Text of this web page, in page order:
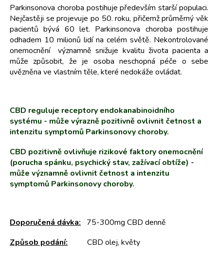
ý
p
i
s
u
Parkinsonova choroba postihuje především starší populaci.
Nejčastěji se projevuje po 50. roku, přičemž průměrný věk
pacientů bývá 60 let. Parkinsonova choroba postihuje
odhadem 10 milionů lidí na celém světě. Nekontrolované
onemocnění významně snižuje kvalitu života pacienta a
může způsobit, že je osoba neschopná péče o sebe
uvězněna ve vlastním těle, které nedokáže ovládat.
CBD reguluje receptory endokanabinoidního
systému - může výrazně pozitivně ovlivnit četnost a
intenzitu symptomů Parkinsonovy choroby.
CBD pozitivně ovlivňuje rizikové faktory onemocnění
(porucha spánku, psychický stav, zažívací obtíže) -
může významně ovlivnit četnost a intenzitu
symptomů Parkinsonovy choroby.
Doporučená dávka: 75-300mg CBD denně
Způsob podání:
CBD olej, květy